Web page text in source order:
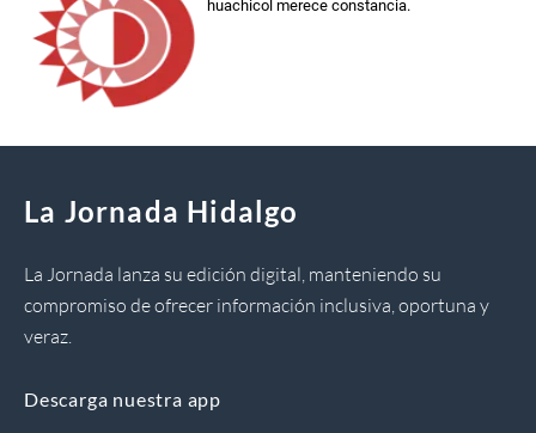
huachicol merece constancia.
La Jornada Hidalgo
La Jornada lanza su edición digital, manteniendo su
compromiso de ofrecer información inclusiva, oportuna y
veraz.
Descarga nuestra app